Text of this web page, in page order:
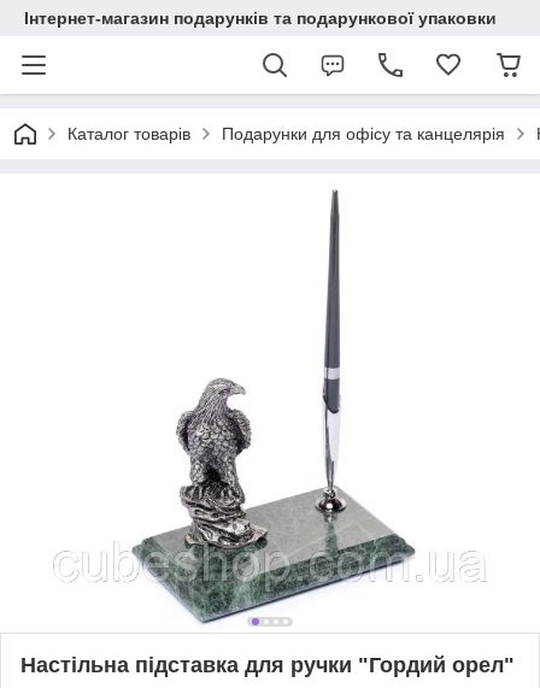
Інтернет-магазин подарунків та подарункової упаковки
Каталог товарів Подарунки для офісу та канцелярія
Настільна підставка для ручки "Гордий орел"